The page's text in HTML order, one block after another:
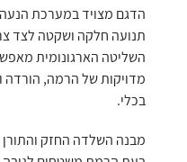
הדגם מצויד במערכת
תנועה חלקה ושקטה לצד
השליטה הארגונומית
מדויקות של הרמה, הורדה
בכלי.
מבנה השלדה החזק והתורן